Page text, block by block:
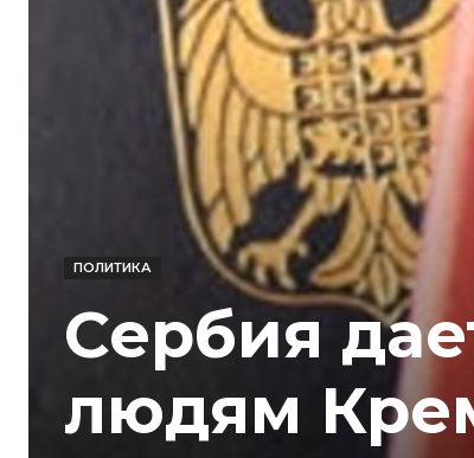
ПОЛИТИКА
Сербия
людям